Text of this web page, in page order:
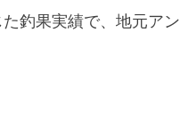
釣果実績で、地元ア